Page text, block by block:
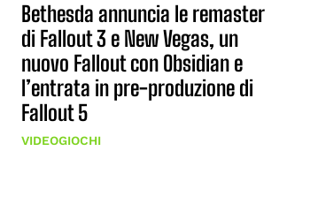
Bethesda annuncia le remaster
di Fallout 3 e New Vegas, un
nuovo Fallout con Obsidian e
l’entrata in pre-produzione di
Fallout 5
VIDEOGIOCHI